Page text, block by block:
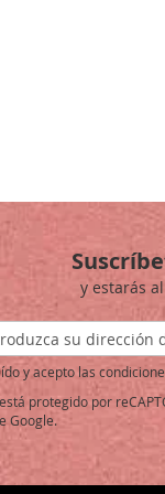
y estarás
y acepto las
protegido por
Google.